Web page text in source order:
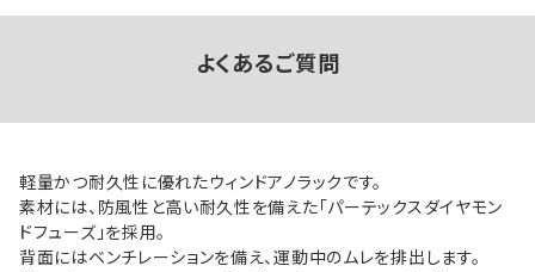
よくあるご質問
軽量かつ耐久性に優れたウィンドアノラックです。
素材には、防風性と高い耐久性を備えた「パーテックスダイヤモン
ドフューズ」を採用。
背面にはベンチレーションを備え、運動中のムレを排出します。